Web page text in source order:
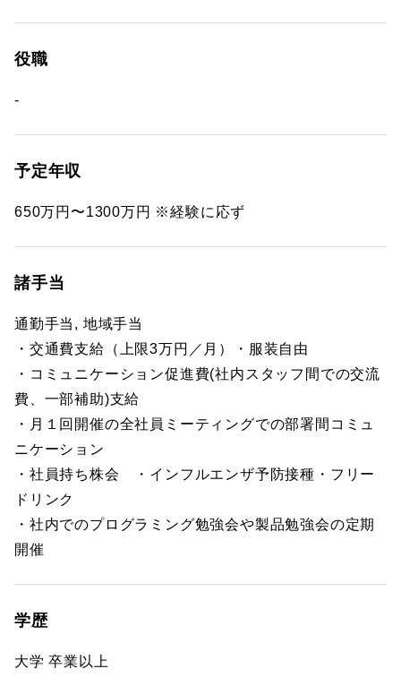
役職
-
予定年収
650万円〜1300万円 ※経験に応ず
諸手当
通勤手当, 地域手当
・交通費支給（上限3万円／月）・服装自由
・コミュニケーション促進費(社内スタッフ間での交流
費、一部補助)支給
・月１回開催の全社員ミーティングでの部署間コミュ
ニケーション
・社員持ち株会 ・インフルエンザ予防接種・フリー
ドリンク
・社内でのプログラミング勉強会や製品勉強会の定期
開催
学歴
大学 卒業以上